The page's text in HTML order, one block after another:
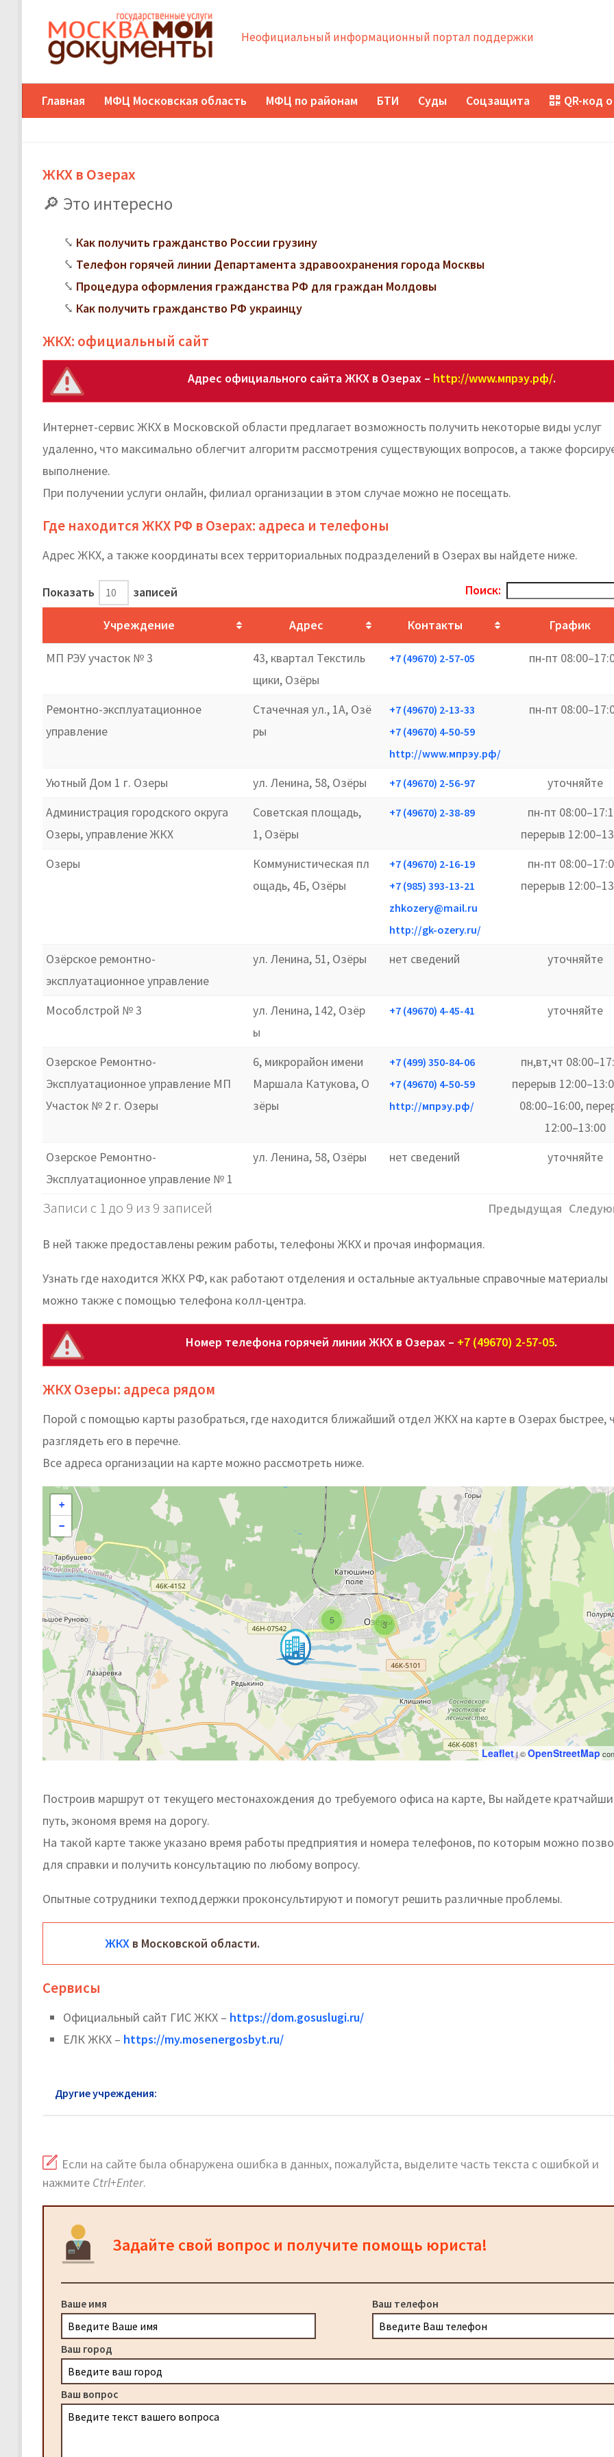
Неофициальный информационный портал поддержки
Главная МФЦ Московская область МФЦ по районам БТИ Суды Соцзащита QR-код
ЖКХ в Озерах
Это интересно
Как получить гражданство России грузину
Телефон горячей линии Департамента здравоохранения города Москвы
Процедура оформления гражданства РФ для граждан Молдовы
Как получить гражданство РФ украинцу
ЖКХ: официальный сайт
Адрес официального сайта ЖКХ в Озерах – http://www.мпрэу.рф/.
Интернет-сервис ЖКХ в Московской области предлагает возможность получить некоторые виды услуг
удаленно, что максимально облегчит алгоритм рассмотрения существующих вопросов, а также
выполнение.
При получении услуги онлайн, филиал организации в этом случае можно не посещать.
Где находится ЖКХ РФ в Озерах: адреса и телефоны
Адрес ЖКХ, а также координаты всех территориальных подразделений в Озерах вы найдете ниже.
Показать записей Поиск:
Учреждение Адрес Контакты График
МП РЭУ участок № 3
43, квартал Текстиль
щики, Озёры
+7 (49670) 2-57-05 пн-пт
Ремонтно-эксплуатационное
управление
Стачечная ул., 1А, Озё
ры
+7 (49670) 2-13-33
+7 (49670) 4-50-59
http://www.мпрэу.рф/
пн-пт
Уютный Дом 1 г. Озеры ул. Ленина, 58, Озёры +7 (49670) 2-56-97
уточняйте
Администрация городского округа
Озеры, управление ЖКХ
Советская площадь,
1, Озёры
+7 (49670) 2-38-89
пн-пт
перерыв
Озеры
Коммунистическая пл
ощадь, 4Б, Озёры
+7 (49670) 2-16-19
+7 (985) 393-13-21
zhkozery@mail.ru
http://gk-ozery.ru/
пн-пт
перерыв
Озёрское ремонтно-
эксплуатационное управление
ул. Ленина, 51, Озёры нет сведений уточняйте
Мособлстрой № 3
ул. Ленина, 142, Озёр
ы
+7 (49670) 4-45-41 уточняйте
Озерское Ремонтно-
Эксплуатационное управление МП
Участок № 2 г. Озеры
6, микрорайон имени
Маршала Катукова, О
зёры
+7 (499) 350-84-06
+7 (49670) 4-50-59
http://мпрэу.рф/
пн,вт,чт
перерыв
08:00–16:00,
12:00–13:00
Озерское Ремонтно-
Эксплуатационное управление № 1
ул. Ленина, 58, Озёры нет сведений уточняйте
Записи с 1 до 9 из 9 записей Предыдущая
В ней также предоставлены режим работы, телефоны ЖКХ и прочая информация.
Узнать где находится ЖКХ РФ, как работают отделения и остальные актуальные справочные материалы
можно также с помощью телефона колл-центра.
Номер телефона горячей линии ЖКХ в Озерах – +7 (49670) 2-57-05.
ЖКХ Озеры: адреса рядом
Порой с помощью карты разобраться, где находится ближайший отдел ЖКХ на карте в Озерах быстрее,
разглядеть его в перечне.
Все адреса организации на карте можно рассмотреть ниже.
3
5
+
−
Leaflet| ©OpenStreetMap
Построив маршрут от текущего местонахождения до требуемого офиса на карте, Вы найдете
путь, экономя время на дорогу.
На такой карте также указано время работы предприятия и номера телефонов, по которым можно
для справки и получить консультацию по любому вопросу.
Опытные сотрудники техподдержки проконсультируют и помогут решить различные проблемы.
ЖКХ в Московской области.
Сервисы
Официальный сайт ГИС ЖКХ – https://dom.gosuslugi.ru/
ЕЛК ЖКХ – https://my.mosenergosbyt.ru/
Другие учреждения:
Если на сайте была обнаружена ошибка в данных, пожалуйста, выделите часть текста с ошибкой и
нажмите Ctrl+Enter.
Задайте свой вопрос и получите помощь юриста!
Ваше имя Ваш телефон
Ваш город
Ваш вопрос